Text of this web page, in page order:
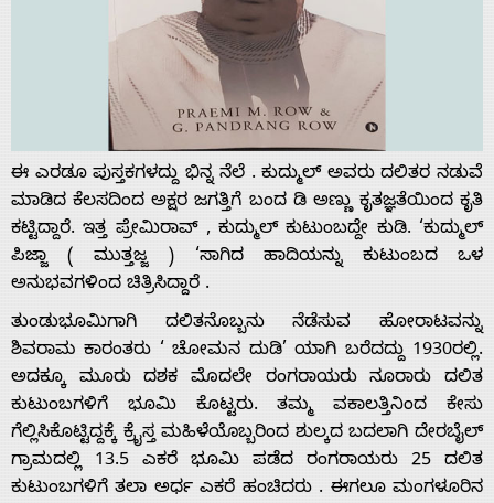
ಈ ಎರಡೂ ಪುಸ್ತಕಗಳದ್ದು ಭಿನ್ನ ನೆಲೆ . ಕುದ್ಮುಲ್ ಅವರು ದಲಿತರ ನಡುವೆ
ಮಾಡಿದ ಕೆಲಸದಿಂದ ಅಕ್ಷರ ಜಗತ್ತಿಗೆ ಬಂದ ಡಿ ಅಣ್ಣು ಕೃತಜ್ಞತೆಯಿಂದ ಕೃತಿ
ಕಟ್ಟಿದ್ದಾರೆ. ಇತ್ತ ಪ್ರೇಮಿರಾವ್ , ಕುದ್ಮುಲ್ ಕುಟುಂಬದ್ದೇ ಕುಡಿ. ‘ಕುದ್ಮುಲ್
ಪಿಜ್ಜಾ ( ಮುತ್ತಜ್ಜ ) ‘ಸಾಗಿದ ಹಾದಿಯನ್ನು ಕುಟುಂಬದ ಒಳ
ಅನುಭವಗಳಿಂದ ಚಿತ್ರಿಸಿದ್ದಾರೆ .
ತುಂಡುಭೂಮಿಗಾಗಿ ದಲಿತನೊಬ್ಬನು ನೆಡೆಸುವ ಹೋರಾಟವನ್ನು
ಶಿವರಾಮ ಕಾರಂತರು ‘ ಚೋಮನ ದುಡಿ’ ಯಾಗಿ ಬರೆದದ್ದು 1930ರಲ್ಲಿ.
ಅದಕ್ಕೂ ಮೂರು ದಶಕ ಮೊದಲೇ ರಂಗರಾಯರು ನೂರಾರು ದಲಿತ
ಕುಟುಂಬಗಳಿಗೆ ಭೂಮಿ ಕೊಟ್ಟರು. ತಮ್ಮ ವಕಾಲತ್ತಿನಿಂದ ಕೇಸು
ಗೆಲ್ಲಿಸಿಕೊಟ್ಟಿದ್ದಕ್ಕೆ ಕ್ರೈಸ್ತ ಮಹಿಳೆಯೊಬ್ಬರಿಂದ ಶುಲ್ಕದ ಬದಲಾಗಿ ದೇರಬೈಲ್
ಗ್ರಾಮದಲ್ಲಿ 13.5 ಎಕರೆ ಭೂಮಿ ಪಡೆದ ರಂಗರಾಯರು 25 ದಲಿತ
ಕುಟುಂಬಗಳಿಗೆ ತಲಾ ಅರ್ಧ ಎಕರೆ ಹಂಚಿದರು . ಈಗಲೂ ಮಂಗಳೂರಿನ